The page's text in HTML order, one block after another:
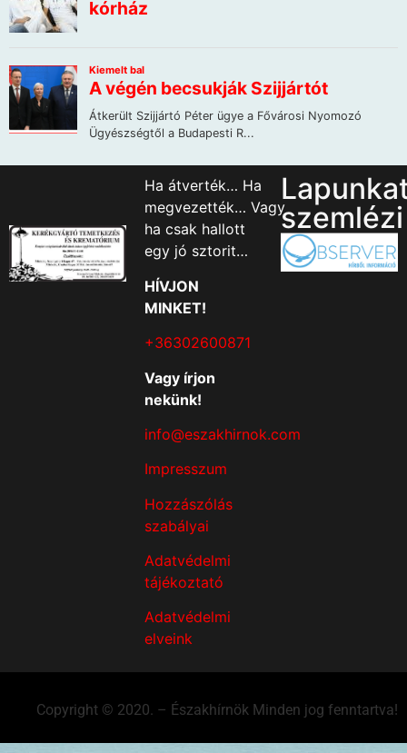
Ha átverték… Ha
megvezették… Vagy
ha csak hallott
egy jó sztorit…
HÍVJON
MINKET!
+36302600871
Vagy írjon
nekünk!
info@eszakhirnok.com
Impresszum
Hozzászólás
szabályai
Adatvédelmi
tájékoztató
Adatvédelmi
elveink
szemlézi
Copyright © 2020. – Északhírnök Minden jog fenntartva!